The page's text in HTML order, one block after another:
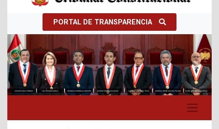
PORTAL DE TRANSPARENCIA
Previous Next